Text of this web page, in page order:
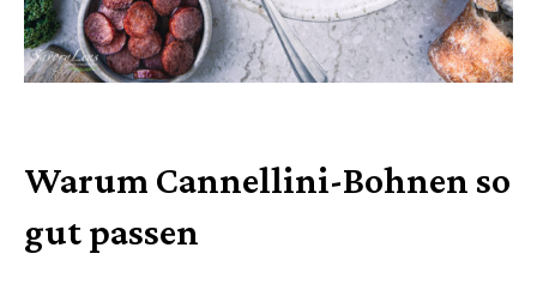
Warum Cannellini-Bohnen so
gut passen